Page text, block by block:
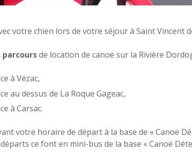
votre chien lors de votre séjour à Saint Vincent
de location de canoë sur la Rivière
à Vézac,
au dessus de La Roque Gageac,
à Carsac.
votre horaire de départ à la base de « Canoë
ce font en mini-bus de la base « Canoë